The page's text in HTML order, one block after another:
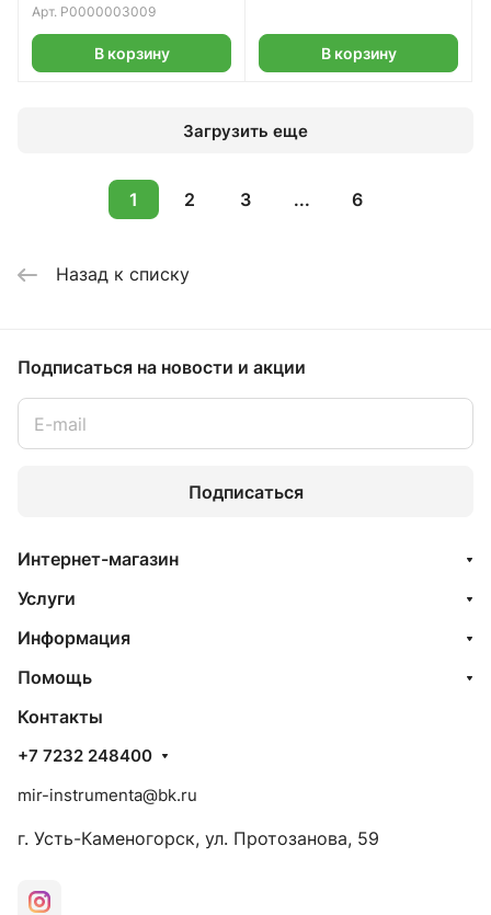
Арт. Р0000003009
В корзину В корзину
Загрузить еще
1 2 3 ... 6
Назад к списку
Подписаться на новости и акции
Подписаться
Интернет-магазин
Услуги
Информация
Помощь
Контакты
+7 7232 248400
mir-instrumenta@bk.ru
г. Усть-Каменогорск, ул. Протозанова, 59